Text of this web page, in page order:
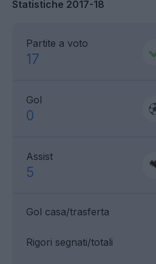
Statistiche 2017-18
Partite a voto
17
Gol
0
Assist
5
Gol casa/trasferta
Rigori segnati/totali